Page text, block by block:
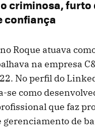
criminosa,
confiança
Roque atuava
na empresa
No perfil do
se como
que faz
de